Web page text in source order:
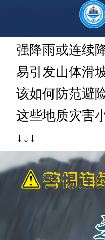
强降雨或连续
易引发山体滑
该如何防范避
这些地质灾害
↓↓↓